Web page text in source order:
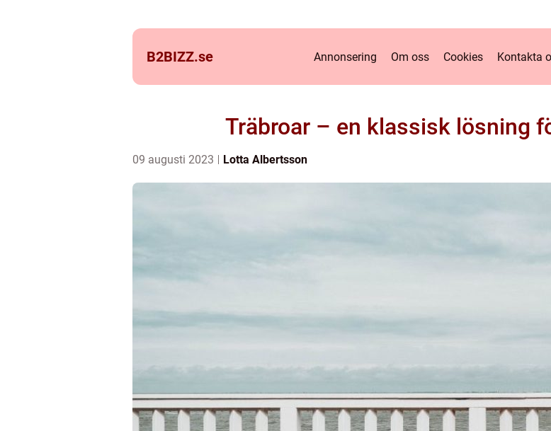
B2BIZZ.se Annonsering Om oss Cookies Kontakta
Träbroar – en klassisk lösning
09 augusti 2023 Lotta Albertsson